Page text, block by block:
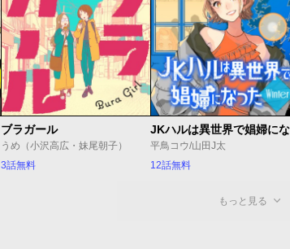
ブラガール
うめ（小沢高広・妹尾朝子）
3話無料
平鳥コウ/山田J太
12話無料
もっと見る